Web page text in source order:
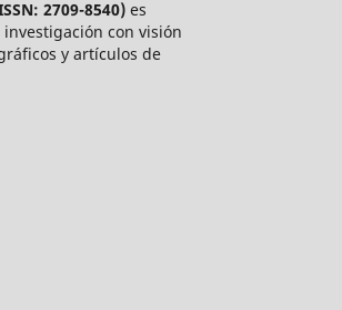
2709-8540) es
con visión
y artículos de